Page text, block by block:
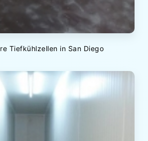
Tiefkühlzellen in San Diego